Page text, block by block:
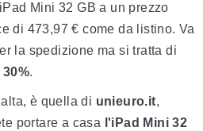
Mini 32 GB a un prezzo
di 473,97 € come da listino. Va
la spedizione ma si tratta di
.
è quella di unieuro.it,
portare a casa
l'iPad Mini 32